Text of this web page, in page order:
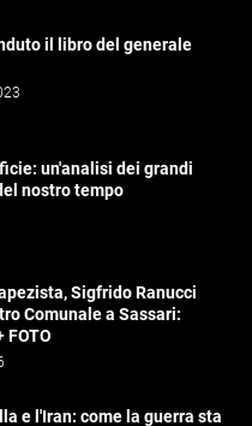
il libro del generale
un'analisi dei grandi
nostro tempo
Sigfrido Ranucci
Comunale a Sassari:
FOTO
e l'Iran: come la guerra sta